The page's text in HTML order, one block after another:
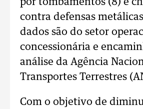
por tombamentos (8) e
contra defensas
dados são do setor
concessionária e
análise da Agência
Transportes Terrestres
Com o objetivo de